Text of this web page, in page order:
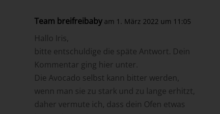
Team breifreibaby am 1. März 2022 um 11:05
Hallo Iris,
bitte entschuldige die späte Antwort. Dein
Kommentar ging hier unter.
Die Avocado selbst kann bitter werden,
wenn man sie zu stark und zu lange erhitzt,
daher vermute ich, dass dein Ofen etwas